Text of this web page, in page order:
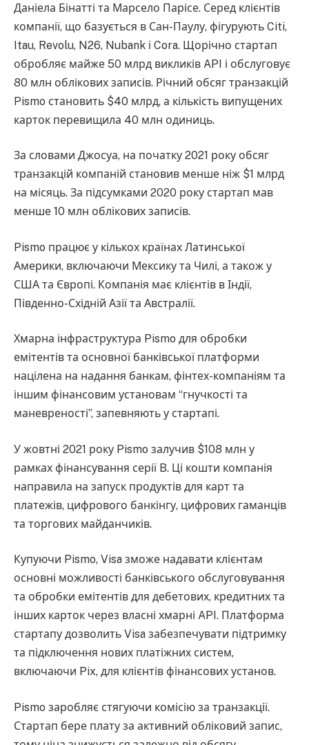
Даніела Бінатті та Марсело Парісе. Серед клієнтів
компанії, що базується в Сан-Паулу, фігурують Citi,
Itau, Revolu, N26, Nubank і Cora. Щорічно стартап
обробляє майже 50 млрд викликів API і обслуговує
80 млн облікових записів. Річний обсяг транзакцій
Pismo становить $40 млрд, а кількість випущених
карток перевищила 40 млн одиниць.
За словами Джосуа, на початку 2021 року обсяг
транзакцій компаній становив менше ніж $1 млрд
на місяць. За підсумками 2020 року стартап мав
менше 10 млн облікових записів.
Pismo працює у кількох країнах Латинської
Америки, включаючи Мексику та Чилі, а також у
США та Європі. Компанія має клієнтів в Індії,
Південно-Східній Азії та Австралії.
Хмарна інфраструктура Pismo для обробки
емітентів та основної банківської платформи
націлена на надання банкам, фінтех-компаніям та
іншим фінансовим установам “гнучкості та
маневреності”, запевняють у стартапі.
У жовтні 2021 року Pismo залучив $108 млн у
рамках фінансування серії B. Ці кошти компанія
направила на запуск продуктів для карт та
платежів, цифрового банкінгу, цифрових гаманців
та торгових майданчиків.
Купуючи Pismo, Visa зможе надавати клієнтам
основні можливості банківського обслуговування
та обробки емітентів для дебетових, кредитних та
інших карток через власні хмарні API. Платформа
стартапу дозволить Visa забезпечувати підтримку
та підключення нових платіжних систем,
включаючи Pix, для клієнтів фінансових установ.
Pismo заробляє стягуючи комісію за транзакції.
Стартап бере плату за активний обліковий запис,